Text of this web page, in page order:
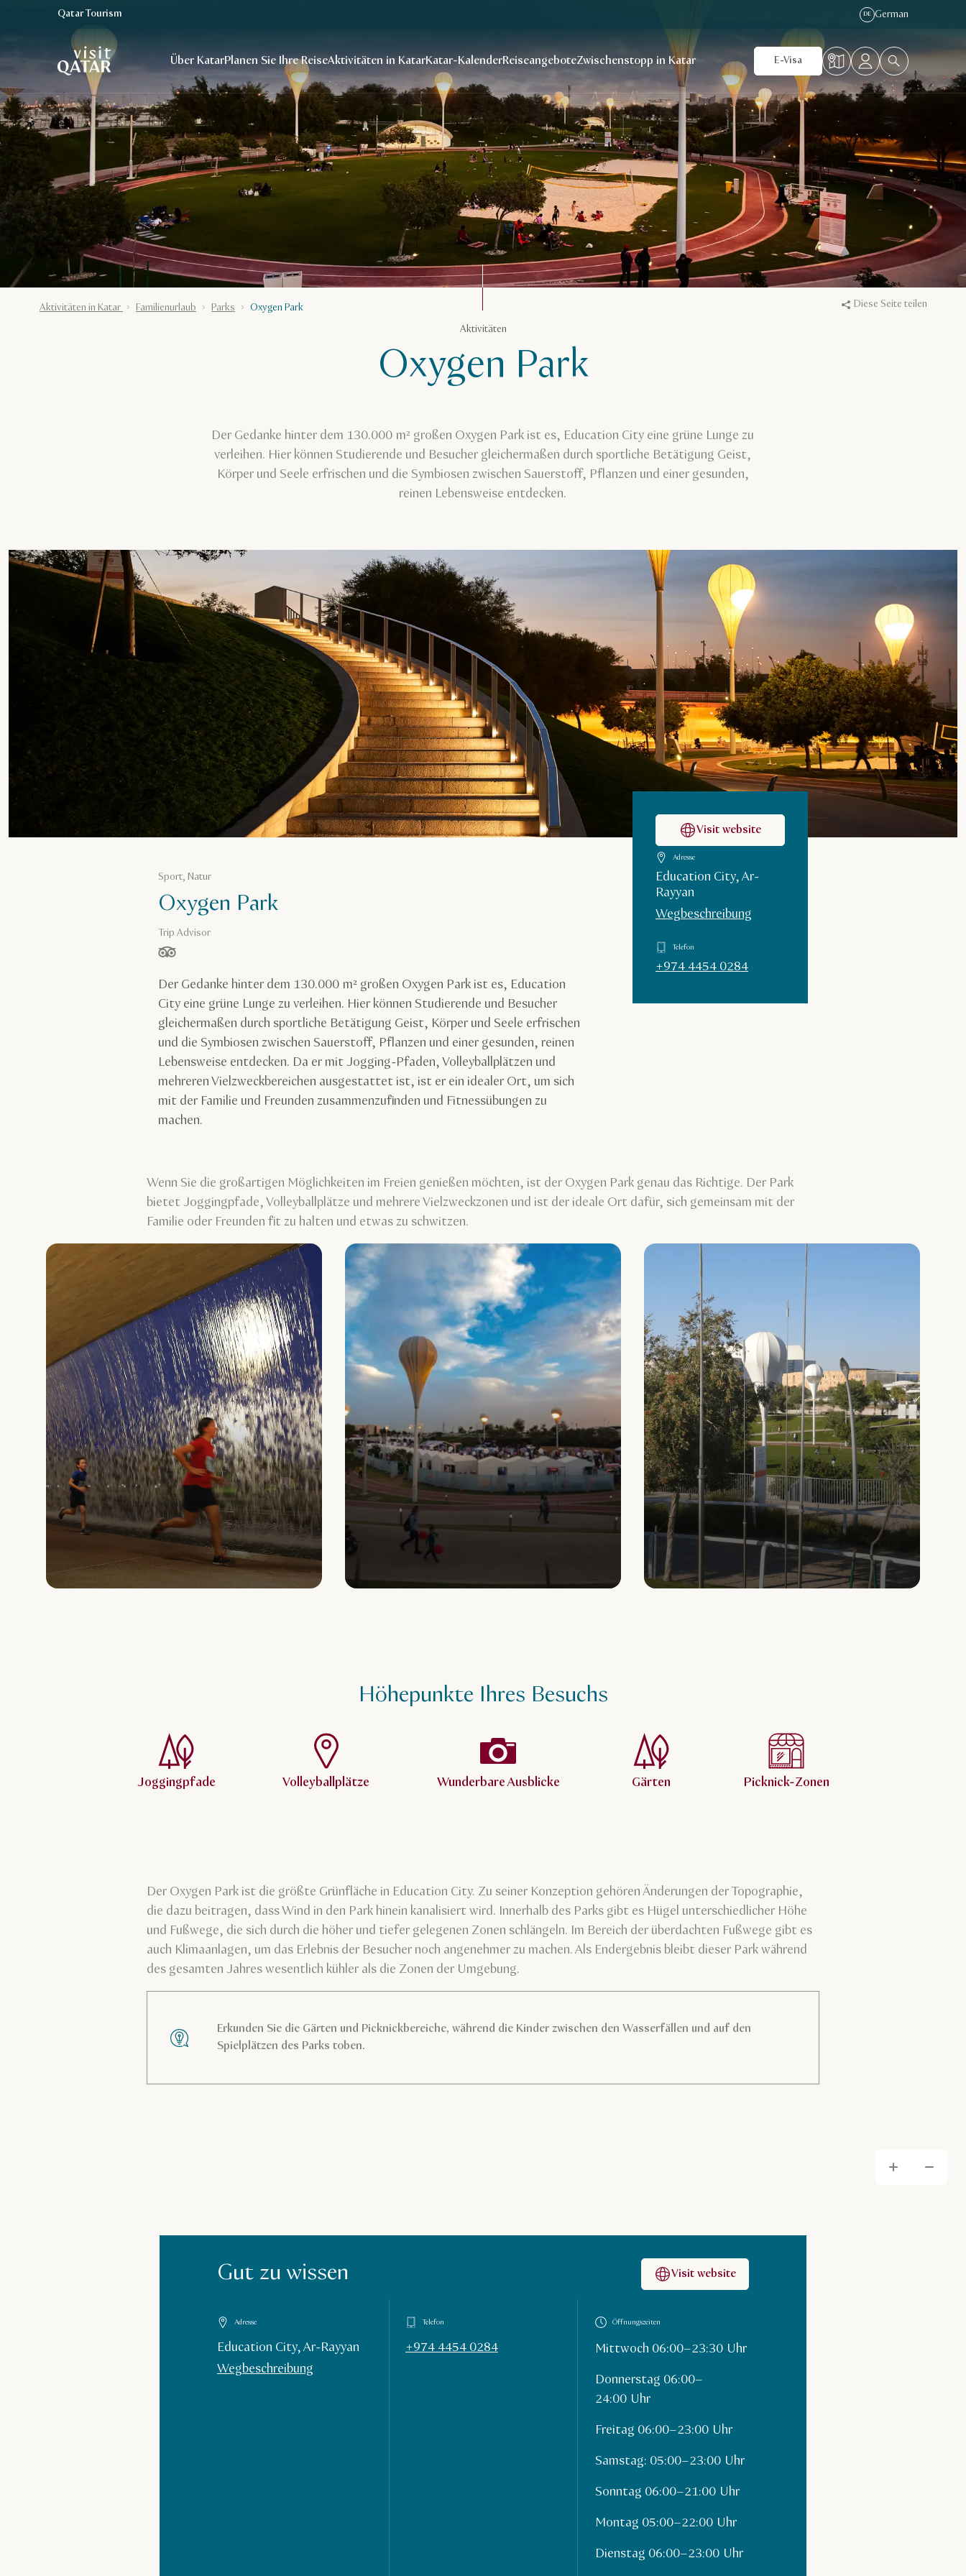
VisitQatar Homepage
Qatar Tourism DE German
Über KatarPlanen Sie Ihre ReiseAktivitäten in KatarKatar-KalenderReiseangeboteZwischenstopp in Katar E-Visa
Aktivitäten in Katar Familienurlaub Parks Oxygen Park
Diese Seite teilen
Aktivitäten
Oxygen Park
Der Gedanke hinter dem 130.000 m² großen Oxygen Park ist es, Education City eine grüne Lunge zu
verleihen. Hier können Studierende und Besucher gleichermaßen durch sportliche Betätigung Geist,
Körper und Seele erfrischen und die Symbiosen zwischen Sauerstoff, Pflanzen und einer gesunden,
reinen Lebensweise entdecken.
Sport, Natur
Oxygen Park
Trip Advisor
von 5 Sternen, basierend auf
Der Gedanke hinter dem 130.000 m² großen Oxygen Park ist es, Education
City eine grüne Lunge zu verleihen. Hier können Studierende und Besucher
gleichermaßen durch sportliche Betätigung Geist, Körper und Seele erfrischen
und die Symbiosen zwischen Sauerstoff, Pflanzen und einer gesunden, reinen
Lebensweise entdecken. Da er mit Jogging-Pfaden, Volleyballplätzen und
mehreren Vielzweckbereichen ausgestattet ist, ist er ein idealer Ort, um sich
mit der Familie und Freunden zusammenzufinden und Fitnessübungen zu
machen.
Visit website
Adresse
Education City, Ar-
Rayyan
Wegbeschreibung
Telefon
+974 4454 0284
Wenn Sie die großartigen Möglichkeiten im Freien genießen möchten, ist der Oxygen Park genau das Richtige. Der Park
bietet Joggingpfade, Volleyballplätze und mehrere Vielzweckzonen und ist der ideale Ort dafür, sich gemeinsam mit der
Familie oder Freunden fit zu halten und etwas zu schwitzen.
Höhepunkte Ihres Besuchs
Joggingpfade Volleyballplätze Wunderbare Ausblicke Gärten Picknick-Zonen
Der Oxygen Park ist die größte Grünfläche in Education City. Zu seiner Konzeption gehören Änderungen der Topographie,
die dazu beitragen, dass Wind in den Park hinein kanalisiert wird. Innerhalb des Parks gibt es Hügel unterschiedlicher Höhe
und Fußwege, die sich durch die höher und tiefer gelegenen Zonen schlängeln. Im Bereich der überdachten Fußwege gibt es
auch Klimaanlagen, um das Erlebnis der Besucher noch angenehmer zu machen. Als Endergebnis bleibt dieser Park während
des gesamten Jahres wesentlich kühler als die Zonen der Umgebung.
Erkunden Sie die Gärten und Picknickbereiche, während die Kinder zwischen den Wasserfällen und auf den
Spielplätzen des Parks toben.
Gut zu wissen Visit website
Adresse
Education City, Ar-Rayyan
Wegbeschreibung
Telefon
+974 4454 0284
Öffnungszeiten
Mittwoch 06:00–23:30 Uhr
Donnerstag 06:00–
24:00 Uhr
Freitag 06:00–23:00 Uhr
Samstag: 05:00–23:00 Uhr
Sonntag 06:00–21:00 Uhr
Montag 05:00–22:00 Uhr
Dienstag 06:00–23:00 Uhr